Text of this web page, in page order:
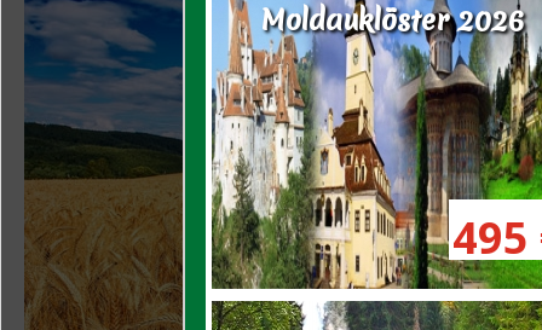
Moldauklöster 2026
495